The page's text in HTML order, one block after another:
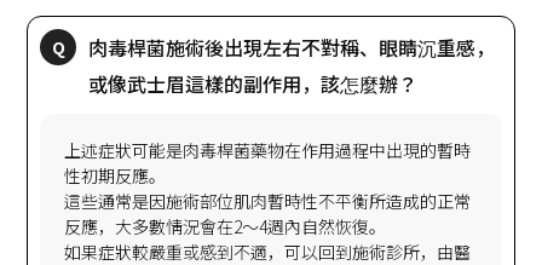
肉毒桿菌施術後出現左右不對稱、眼睛沉重感，
上述症狀可能是肉毒桿菌藥物在作用過程中出現的暫時
性初期反應。
這些通常是因施術部位肌肉暫時性不平衡所造成的正常
反應，大多數情況會在2～4週內自然恢復。
如果症狀較嚴重或感到不適，可以回到施術診所，由醫